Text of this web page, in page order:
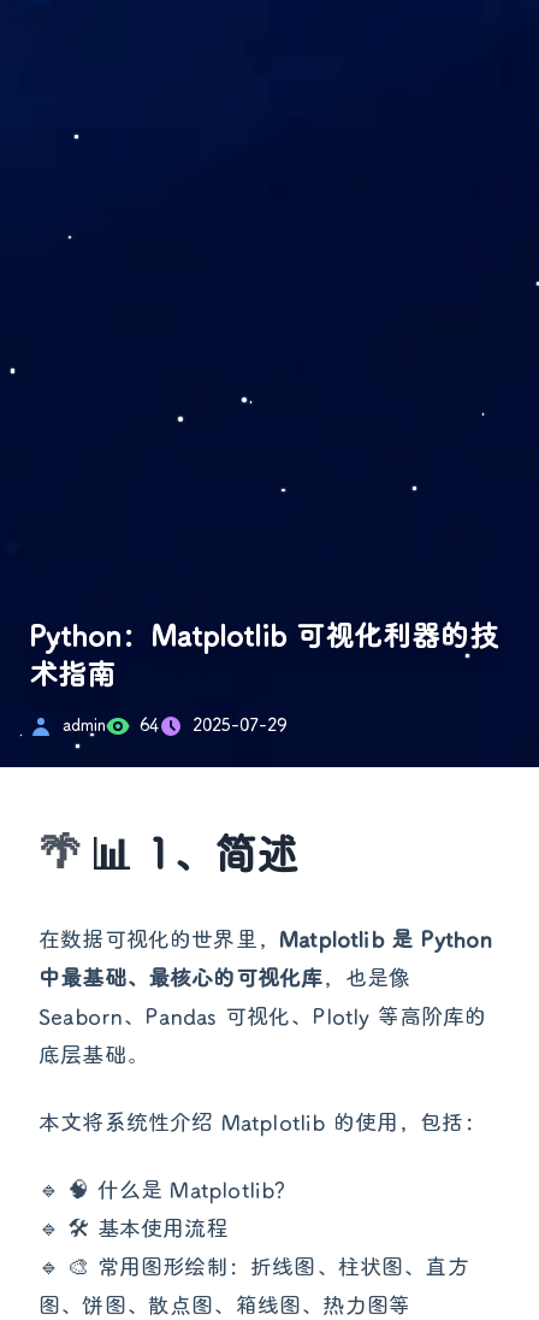
Python：Matplotlib 可视化利器的技
术指南
admin 64 2025-07-29
📊 1、简述
在数据可视化的世界里， Matplotlib 是 Python
中最基础、最核心的可视化库，也是像
Seaborn、Pandas 可视化、Plotly 等高阶库的
底层基础。
本文将系统性介绍 Matplotlib 的使用，包括：
🔹 🧠 什么是 Matplotlib？
🔹 🛠️ 基本使用流程
🔹 🎨 常用图形绘制：折线图、柱状图、直方
图、饼图、散点图、箱线图、热力图等